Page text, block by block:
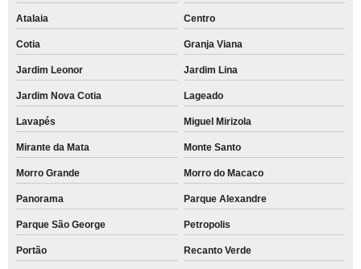
Atalaia Centro
Cotia Granja Viana
Jardim Leonor Jardim Lina
Jardim Nova Cotia Lageado
Lavapés Miguel Mirizola
Mirante da Mata Monte Santo
Morro Grande Morro do Macaco
Panorama Parque Alexandre
Parque São George Petropolis
Portão Recanto Verde